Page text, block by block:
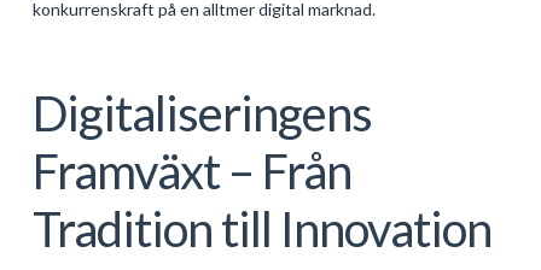
KONTAKT
konkurrenskraft på en alltmer digital marknad.
Digitaliseringens
Framväxt – Från
Tradition till Innovation